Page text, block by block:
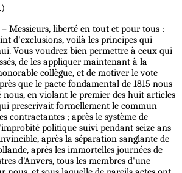
– Messieurs, liberté en tout et pour tous :
d'exclusions, voilà les principes qui
Vous voudrez bien permettre à ceux qui
de les appliquer maintenant à la
collègue, et de motiver le vote
que le pacte fondamental de 1815 nous
nous, en violant le premier des huit articles
prescrivait formellement le commun
contractantes ; après le système de
politique suivi pendant seize ans
après la séparation sanglante de
après les immortelles journées de
d'Anvers, tous les membres d'une